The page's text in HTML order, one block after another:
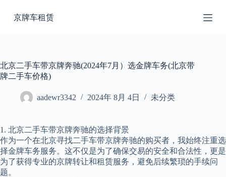
过
京牌车租赁
北京二手车带京牌奔驰(2024年7月）选金牌车务(北京带
牌二手车价格)
aadewr3342 2024年 8月 4日 未分类
1. 北京二手车带京牌奔驰的选择背景
作为一个在北京寻找二手车带京牌奔驰的购买者，我始终注重选
择金牌车务服务。这不仅是为了确保交易的安全和合法性，更是
为了获得专业的京牌转让和租赁服务，避免后续繁琐的手续问
题。